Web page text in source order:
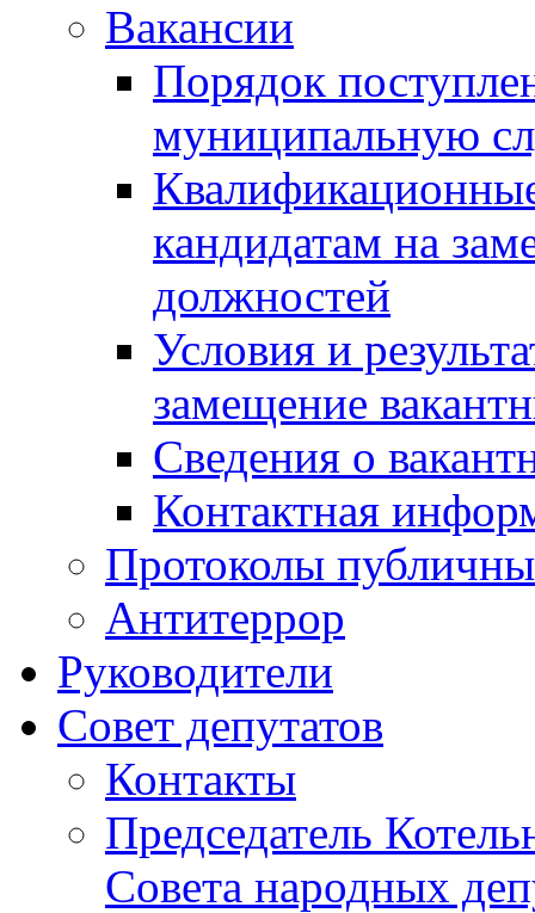
Вакансии
Порядок
муниципальную
кандидатам на
должностей
Условия и
замещение
Сведения о
Контактная
Протоколы
Антитеррор
Руководители
Совет депутатов
Контакты
Председатель
Совета народных